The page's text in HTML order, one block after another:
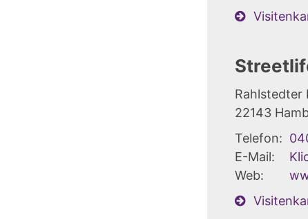
Rahlstedter
22143
Telefon:
E-Mail:
Web: